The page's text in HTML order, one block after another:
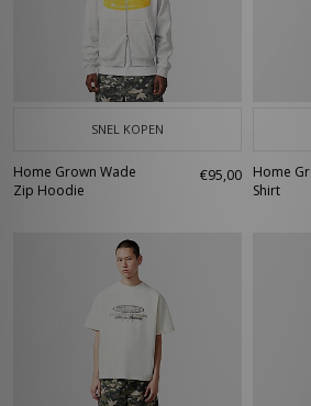
SNEL KOPEN
Home Grown Wade
Zip Hoodie
€95,00
Home
Shirt